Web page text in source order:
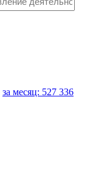
за месяц: 527 336